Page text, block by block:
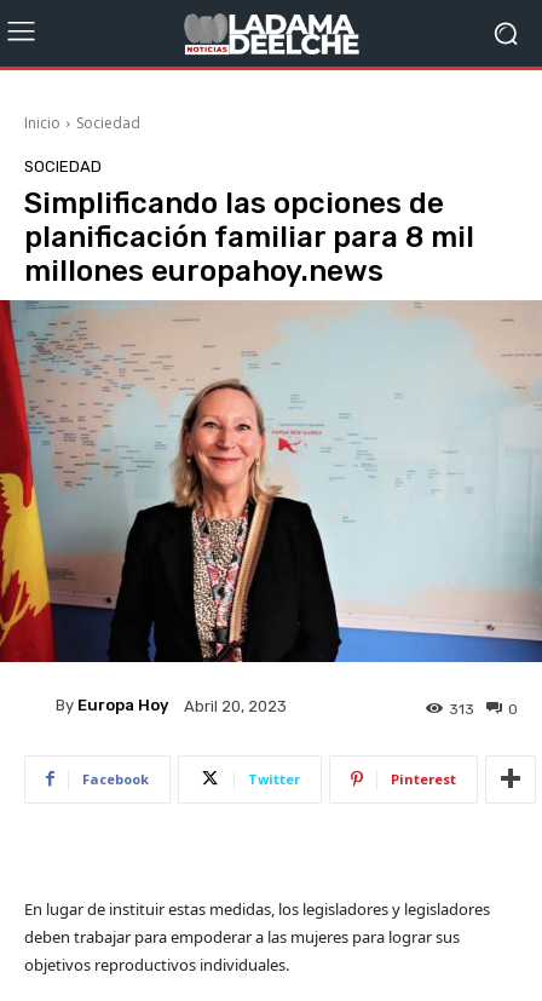
Inicio Sociedad
SOCIEDAD
Simplificando las opciones de
planificación familiar para 8 mil
millones europahoy.news
By Europa Hoy Abril 20, 2023 0
313
Facebook Twitter Pinterest
En lugar de instituir estas medidas, los legisladores y legisladores
deben trabajar para empoderar a las mujeres para lograr sus
objetivos reproductivos individuales.